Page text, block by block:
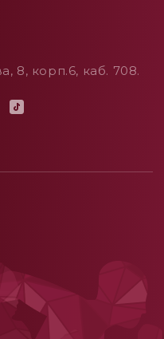
8, корп.6, каб. 708.